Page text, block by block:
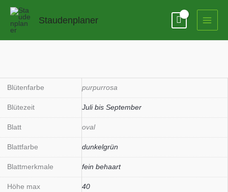
Zum
springen
Staudenplaner
Blütenfarbe purpurrosa
Blütezeit Juli bis September
Blatt oval
Blattfarbe dunkelgrün
Blattmerkmale fein behaart
Höhe max 40